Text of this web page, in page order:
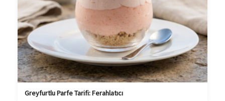
Greyfurtlu Parfe Tarifi: Ferahlatıcı